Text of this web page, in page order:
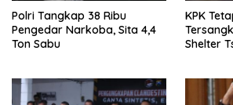
Polri Tangkap 38 Ribu
Pengedar Narkoba, Sita 4,4
Ton Sabu
KPK
Shelter